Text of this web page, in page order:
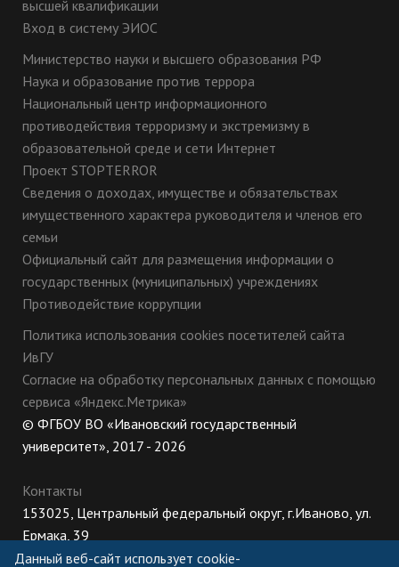
высшей квалификации
Вход в систему ЭИОС
Министерство науки и высшего образования РФ
Наука и образование против террора
Национальный центр информационного
противодействия терроризму и экстремизму в
образовательной среде и сети Интернет
Проект STOPTERROR
Сведения о доходах, имуществе и обязательствах
имущественного характера руководителя и членов его
семьи
Официальный сайт для размещения информации о
государственных (муниципальных) учреждениях
Противодействие коррупции
Политика использования cookies посетителей сайта
ИвГУ
Согласие на обработку персональных данных с помощью
сервиса «Яндекс.Метрика»
© ФГБОУ ВО «Ивановский государственный
университет», 2017 - 2026
Контакты
153025, Центральный федеральный округ, г.Иваново, ул.
Ермака, 39
8 (800) 222-56-86 (Приемная комиссия), +7 (4932) 32-62-
Данный веб-сайт использует cookie-